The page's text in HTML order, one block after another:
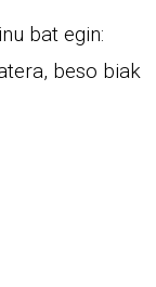
bat egin:
beso biak